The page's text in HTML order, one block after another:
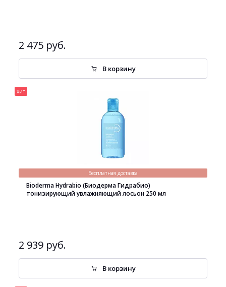
2 475 руб.
В корзину
хит
Бесплатная доставка
Bioderma Hydrabio (Биодерма Гидрабио)
тонизирующий увлажняющий лосьон 250 мл
2 939 руб.
В корзину